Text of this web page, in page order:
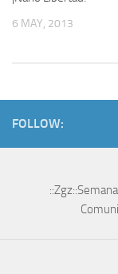
6 MAY, 2013
FOLLOW: